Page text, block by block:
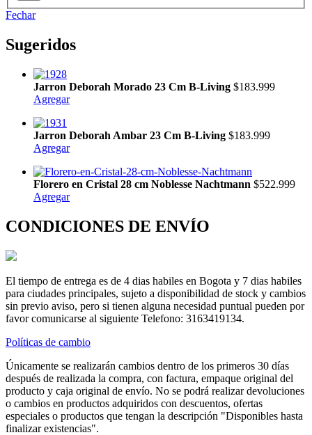
Fechar
Sugeridos
Jarron Deborah Morado 23 Cm B-Living $183.999
Agregar
Jarron Deborah Ambar 23 Cm B-Living $183.999
Agregar
Florero en Cristal 28 cm Noblesse Nachtmann $522.999
Agregar
CONDICIONES DE ENVÍO
El tiempo de entrega es de 4 dias habiles en Bogota y 7 dias habiles
para ciudades principales, sujeto a disponibilidad de stock y cambios
sin previo aviso, pero si tienen alguna necesidad puntual pueden por
favor comunicarse al siguiente Telefono: 3163419134.
Políticas de cambio
Únicamente se realizarán cambios dentro de los primeros 30 días
después de realizada la compra, con factura, empaque original del
producto y caja original de envío. No se podrá realizar devoluciones
o cambios en productos adquiridos con descuentos, ofertas
especiales o productos que tengan la descripción "Disponibles hasta
finalizar existencias".